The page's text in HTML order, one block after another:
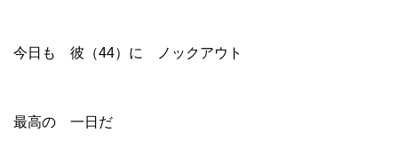
今日も 彼（44）に ノックアウト
最高の 一日だ